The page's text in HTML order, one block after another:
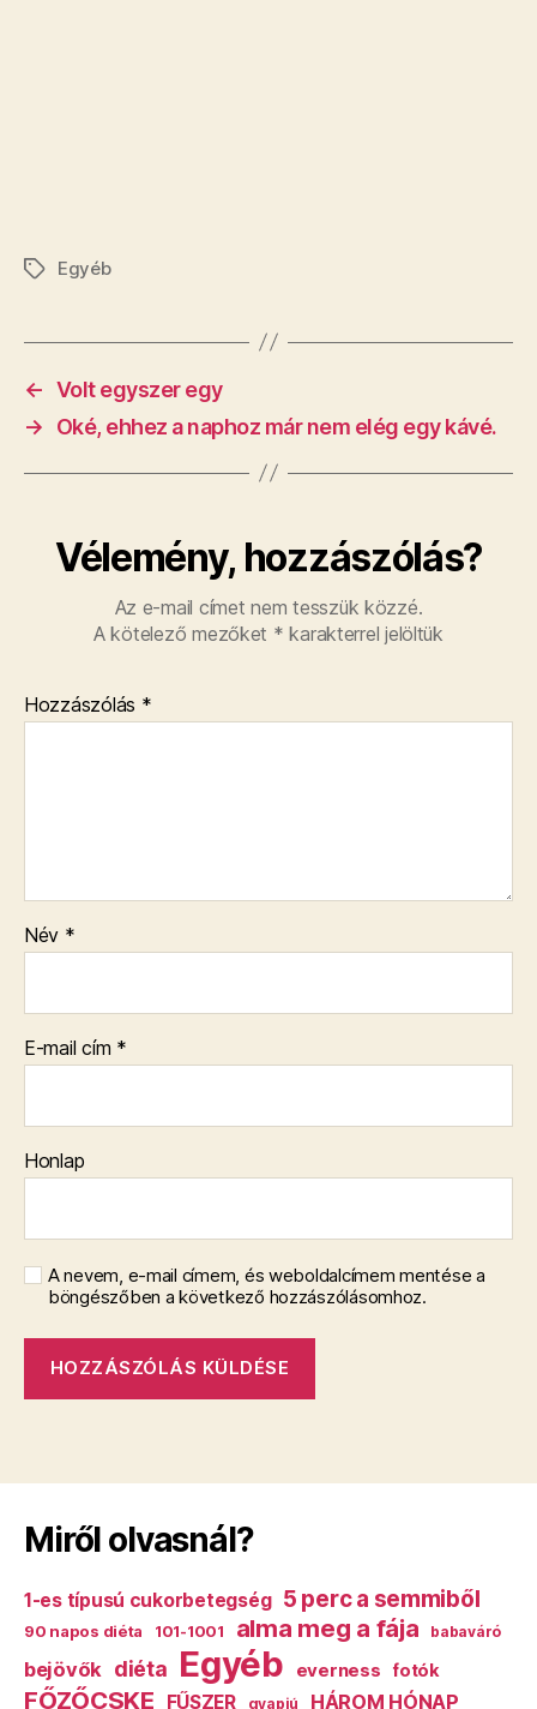
CímkékEgyéb
← Volt egyszer egy
→
Oké, ehhez a naphoz már nem elég egy kávé.
Vélemény, hozzászólás?
Az e-mail címet nem tesszük közzé.
A kötelező mezőket * karakterrel jelöltük
Hozzászólás *
Név *
E-mail cím *
Honlap
A nevem, e-mail címem, és weboldalcímem mentése a
böngészőben a következő hozzászólásomhoz.
Miről olvasnál?
1-es típusú cukorbetegség 5 perc a semmiből
90 napos diéta 101-1001 alma meg a fája babaváró
bejövők diéta Egyéb everness fotók
FŐZŐCSKE FŰSZER gyapjú HÁROM HÓNAP